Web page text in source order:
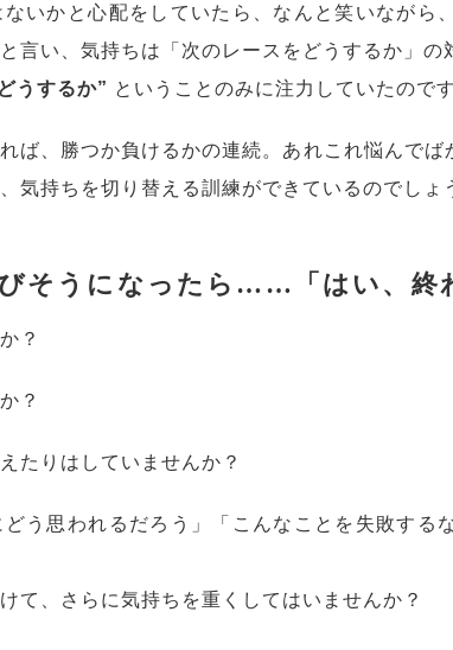
いかと心配をしていたら、なんと笑いながら、
言い、気持ちは「次のレースをどうするか」の
うするか” ということのみに注力していたので
ば、勝つか負けるかの連続。あれこれ悩んで
気持ちを切り替える訓練ができているのでしょ
そうになったら……「はい、終
？
？
たりはしていませんか？
う思われるだろう」「こんなことを失敗する
て、さらに気持ちを重くしてはいませんか？